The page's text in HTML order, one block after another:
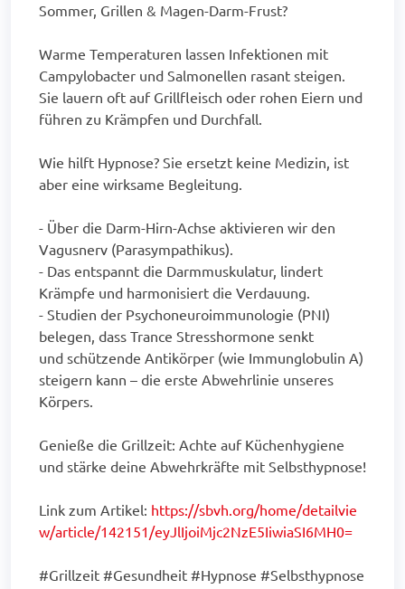
Sommer, Grillen & Magen-Darm-Frust?
Warme Temperaturen lassen Infektionen mit
Campylobacter und Salmonellen rasant steigen.
Sie lauern oft auf Grillfleisch oder rohen Eiern und
führen zu Krämpfen und Durchfall.
Wie hilft Hypnose? Sie ersetzt keine Medizin, ist
aber eine wirksame Begleitung.
- Über die Darm-Hirn-Achse aktivieren wir den
Vagusnerv (Parasympathikus).
- Das entspannt die Darmmuskulatur, lindert
Krämpfe und harmonisiert die Verdauung.
- Studien der Psychoneuroimmunologie (PNI)
belegen, dass Trance Stresshormone senkt
und schützende Antikörper (wie Immunglobulin A)
steigern kann – die erste Abwehrlinie unseres
Körpers.
Genieße die Grillzeit: Achte auf Küchenhygiene
und stärke deine Abwehrkräfte mit Selbsthypnose!
Link zum Artikel: https://sbvh.org/home/detailvie
w/article/142151/eyJlIjoiMjc2NzE5IiwiaSI6MH0=
#Grillzeit #Gesundheit #Hypnose #Selbsthypnose